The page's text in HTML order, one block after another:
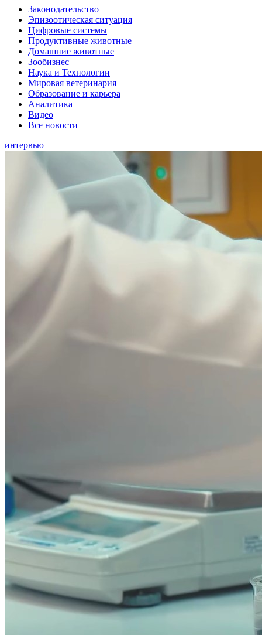
Законодательство
Эпизоотическая ситуация
Цифровые системы
Продуктивные животные
Домашние животные
Зообизнес
Наука и Технологии
Мировая ветеринария
Образование и карьера
Аналитика
Видео
Все новости
интервью